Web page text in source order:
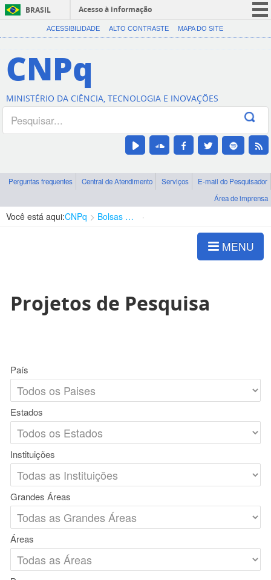
BRASIL
Acesso à informação
CORONAVÍRUS (COVID-19)
Canais
ACESSIBILIDADE ALTO CONTRASTE MAPA DO SITE
CNPq
MINISTÉRIO DA CIÊNCIA, TECNOLOGIA E INOVAÇÕES
Perguntas frequentes Central de Atendimento Serviços
E-mail do Pesquisador
Área de imprensa
Você está aqui:CNPq Bolsas e Auxílios Vigentes
MENU
Projetos de Pesquisa
País
Estados
Instituições
Grandes Áreas
Áreas